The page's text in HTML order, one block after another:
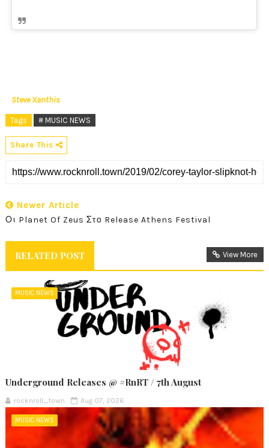
Steve Xanthis
Tags # MUSIC NEWS
Share This
Newer Article
Οι Planet Of Zeus Στο Release Athens Festival
RELATED POST View More
MUSIC NEWS
Underground Releases @ #RnRT / 7th August
rocknroll_town Aug 07, 2026
MUSIC NEWS